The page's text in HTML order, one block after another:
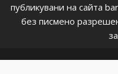
публикувани на сайта
без писмено